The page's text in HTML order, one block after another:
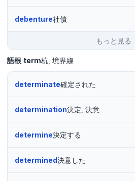
debenture社債
もっと見る
語根 term杭 境界線
determinate確定された
determination決定, 決意
determine決定する
determined決意した